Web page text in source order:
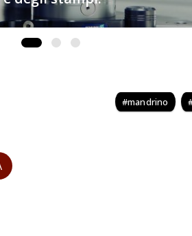
mandrino